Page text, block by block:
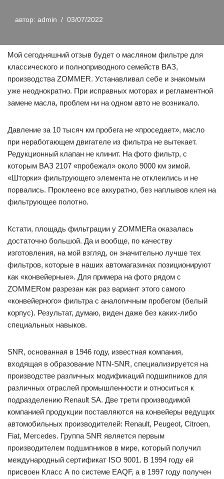
автор: admin 03/07/2022
Мой сегодняшний отзыв будет о масляном фильтре для
классического и полноприводного семейств ВАЗ,
производства ZOMMER. Устанавливал себе и знакомым
уже неоднократно. При исправных моторах и регламентной
замене масла, проблем ни на одном авто не возникало.
Давление за 10 тысяч км пробега не «проседает», масло
при неработающем двигателе из фильтра не вытекает.
Редукционный клапан не клинит. На фото фильтр, с
которым ВАЗ 2107 «пробежал» около 9000 км зимой.
«Шторки» фильтрующего элемента не отклеились и не
порвались. Проклеено все аккуратно, без наплывов клея на
фильтрующее полотно.
Кстати, площадь фильтрации у ZOMMERа оказалась
достаточно большой. Да и вообще, по качеству
изготовления, на мой взгляд, он значительно лучше тех
фильтров, которые в наших автомагазинах позиционируют
как «конвейерные». Для примера на фото рядом с
ZOMMERом разрезан как раз вариант этого самого
«конвейерного» фильтра с аналогичным пробегом (белый
корпус). Результат, думаю, виден даже без каких-либо
специальных навыков.
SNR, основанная в 1946 году, известная компания,
входящая в образование NTN-SNR, специализируется на
производстве различных модификаций подшипников для
различных отраслей промышленности и относиться к
подразделению Renault SA. Две трети производимой
компанией продукции поставляются на конвейеры ведущих
автомобильных производителей: Renault, Peugeot, Citroen,
Fiat, Mercedes. Группа SNR является первым
производителем подшипников в мире, который получил
международный сертификат ISO 9001. В 1994 году ей
присвоен Класс А по системе EAQF, а в 1997 году получен